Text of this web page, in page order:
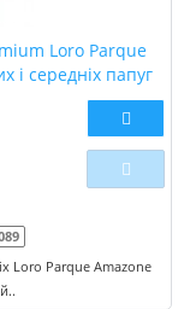
Loro Parque
і середніх папуг
Loro Parque Amazone